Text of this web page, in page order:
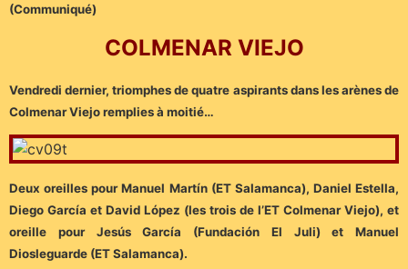
(Communiqué)
COLMENAR VIEJO
Vendredi dernier, triomphes de quatre aspirants dans les arènes de
Colmenar Viejo remplies à moitié…
Deux oreilles pour Manuel Martín (ET Salamanca), Daniel Estella,
Diego García et David López (les trois de l’ET Colmenar Viejo), et
oreille pour Jesús García (Fundación El Juli) et Manuel
Diosleguarde (ET Salamanca).